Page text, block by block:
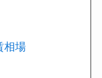
相場